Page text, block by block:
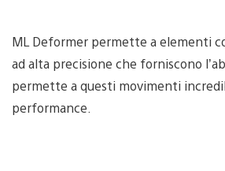
ML Deformer permette a elementi
ad alta precisione che forniscono
permette a questi movimenti
performance.